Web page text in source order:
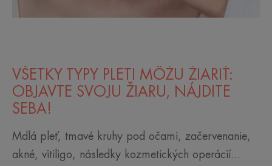
VŠETKY TYPY PLETI MÔŽU ŽIARIŤ:
OBJAVTE SVOJU ŽIARU, NÁJDITE
SEBA!
Mdlá pleť, tmavé kruhy pod očami, začervenanie,
akné, vitiligo, následky kozmetických operácií...